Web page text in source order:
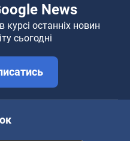
News
курсі останніх новин
сьогодні